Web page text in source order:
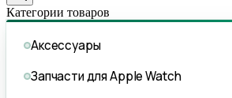
Категории товаров
Аксессуары
Запчасти для Apple Watch